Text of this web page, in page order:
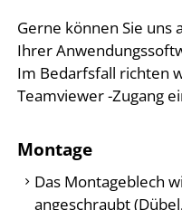
Gerne können Sie uns
Ihrer
Im Bedarfsfall richten
Teamviewer -Zugang
Montage
Das Montageblech
angeschraubt